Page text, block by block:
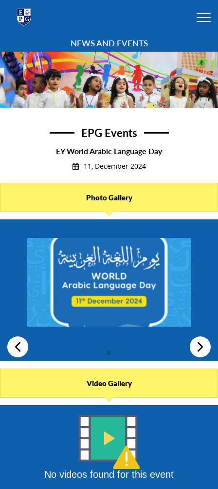
NEWS AND EVENTS
EPG Events
EY World Arabic Language Day
11, December 2024
Photo Gallery
Video Gallery
No videos found for this event